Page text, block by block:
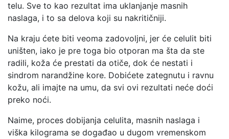
telu. Sve to kao rezultat ima uklanjanje masnih
naslaga, i to sa delova koji su nakritičniji.
Na kraju ćete biti veoma zadovoljni, jer će celulit biti
uništen, iako je pre toga bio otporan ma šta da ste
radili, koža će prestati da otiče, dok će nestati i
sindrom narandžine kore. Dobićete zategnutu i ravnu
kožu, ali imajte na umu, da svi ovi rezultati neće doći
preko noći.
Naime, proces dobijanja celulita, masnih naslaga i
viška kilograma se događao u dugom vremenskom